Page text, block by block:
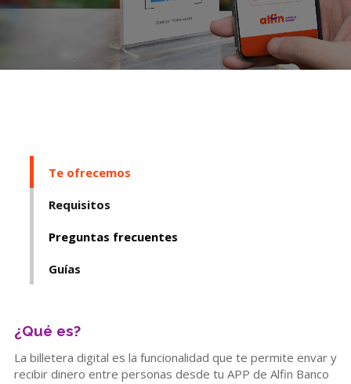
solo el número celular
Te ofrecemos
Requisitos
Preguntas frecuentes
Guías
¿Qué es?
La billetera digital es la funcionalidad que te permite envar y
recibir dinero entre personas desde tu APP de Alfin Banco